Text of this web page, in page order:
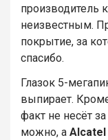
производитель
неизвестным.
покрытие, за
спасибо.
Глазок 5-
выпирает.
факт не несёт
можно, а Alcatel